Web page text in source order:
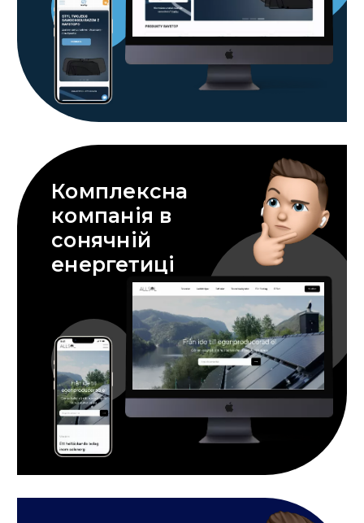
Комплексна
компанія в
сонячній
енергетиці